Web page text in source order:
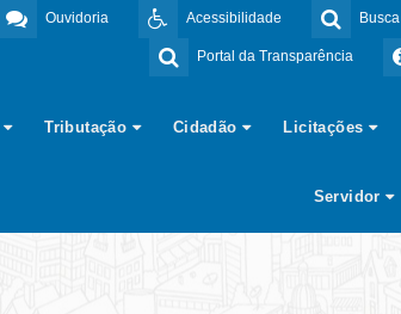
Busca
Acessibilidade
Ouvidoria
Portal da Transparência
Tributação Cidadão Licitações
Servidor